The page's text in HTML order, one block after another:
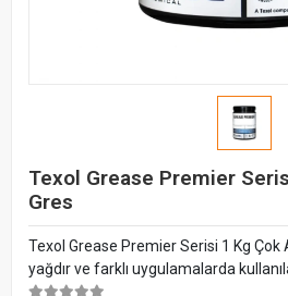
Texol Grease Premier
Gres
Texol Grease Premier Serisi 1 Kg Çok
yağdır ve farklı uygulamalarda